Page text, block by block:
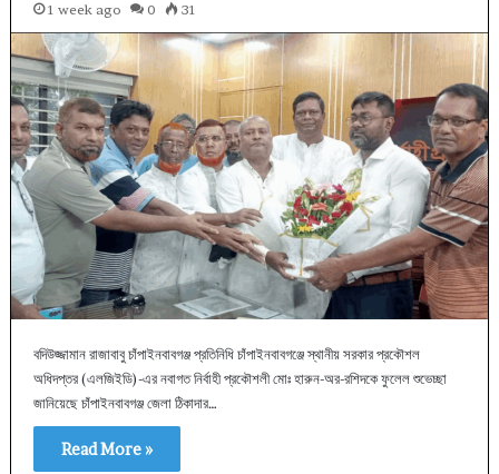
1 week ago 0 31
বদিউজ্জামান রাজাবাবু চাঁপাইনবাবগঞ্জ প্রতিনিধি চাঁপাইনবাবগঞ্জে স্থানীয় সরকার প্রকৌশল
অধিদপ্তর (এলজিইডি)-এর নবাগত নির্বাহী প্রকৌশলী মোঃ হারুন-অর-রশিদকে ফুলেল শুভেচ্ছা
জানিয়েছে চাঁপাইনবাবগঞ্জ জেলা ঠিকাদার…
Read More »